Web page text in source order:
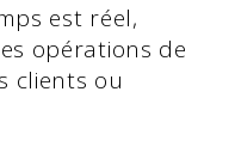
est réel,
opérations de
clients ou